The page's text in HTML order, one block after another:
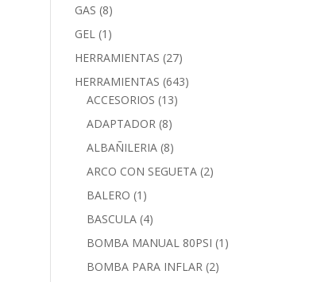
GAS (8)
GEL (1)
HERRAMIENTAS (27)
HERRAMIENTAS (643)
ACCESORIOS (13)
ADAPTADOR (8)
ALBAÑILERIA (8)
ARCO CON SEGUETA (2)
BALERO (1)
BASCULA (4)
BOMBA MANUAL 80PSI (1)
BOMBA PARA INFLAR (2)